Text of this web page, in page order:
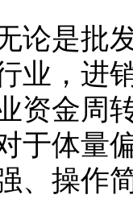
批发
业，进
资金周
于体量
、操作